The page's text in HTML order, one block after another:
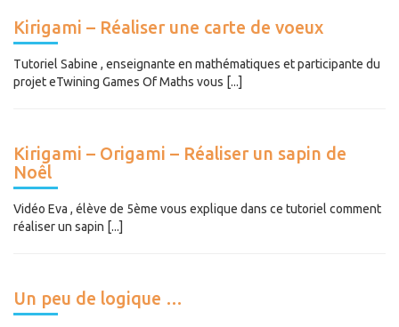
Kirigami – Réaliser une carte de voeux
Tutoriel Sabine , enseignante en mathématiques et participante du
projet eTwining Games Of Maths vous [...]
Kirigami – Origami – Réaliser un sapin de
Noêl
Vidéo Eva , élève de 5ème vous explique dans ce tutoriel comment
réaliser un sapin [...]
Un peu de logique …